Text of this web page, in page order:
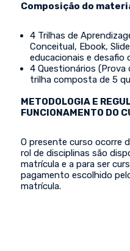
Composição do
4 Trilhas de
Conceitual, Ebook,
educacionais e desafio
4 Questionários (Prova
trilha composta de 5
METODOLOGIA E
FUNCIONAMENTO DO
O presente curso ocorre
rol de disciplinas são
matrícula e a para ser
pagamento escolhido
matrícula.